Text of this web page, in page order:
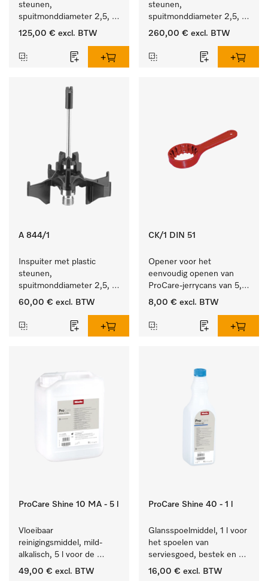
steunen,
spuitmonddiameter 2,5,
lengte 80 mm, 10 stuks.
125,00 € excl. BTW
steunen,
spuitmonddiameter 2,5,
lengte 80 mm, 20 stuks.
260,00 € excl. BTW
A 844/1
Inspuiter met plastic
steunen,
spuitmonddiameter 2,5,
lengte 80 mm, 5 stuks.
60,00 € excl. BTW
CK/1 DIN 51
Opener voor het
eenvoudig openen van
ProCare-jerrycans van 5,
10 en 20 l.
8,00 € excl. BTW
ProCare Shine 10 MA - 5 l
Vloeibaar
reinigingsmiddel, mild-
alkalisch, 5 l voor de
reiniging van lichte
49,00 € excl. BTW
ProCare Shine 40 - 1 l
Glansspoelmiddel, 1 l voor
het spoelen van
serviesgoed, bestek en
ideaal voor glazen.
16,00 € excl. BTW